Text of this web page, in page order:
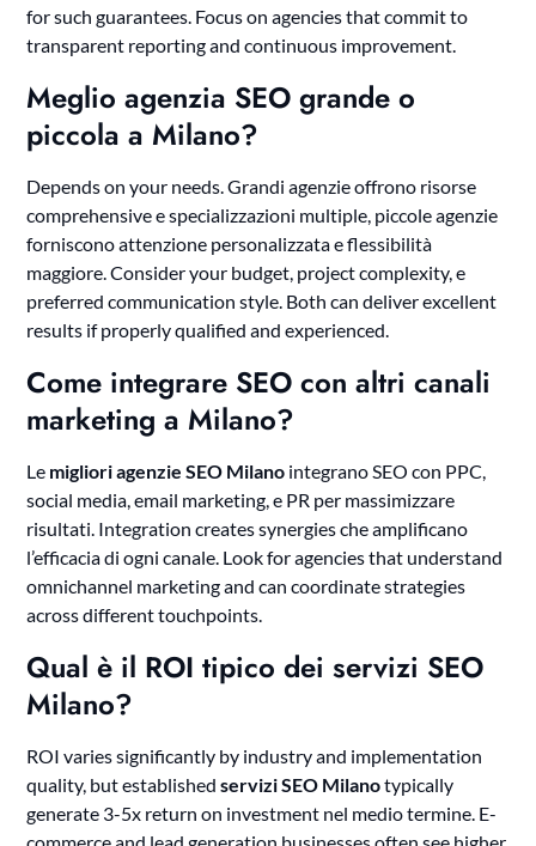
for such guarantees. Focus on agencies that commit to
transparent reporting and continuous improvement.
Meglio agenzia SEO grande o
piccola a Milano?
Depends on your needs. Grandi agenzie offrono risorse
comprehensive e specializzazioni multiple, piccole agenzie
forniscono attenzione personalizzata e flessibilità
maggiore. Consider your budget, project complexity, e
preferred communication style. Both can deliver excellent
results if properly qualified and experienced.
Come integrare SEO con altri canali
marketing a Milano?
Le migliori agenzie SEO Milano integrano SEO con PPC,
social media, email marketing, e PR per massimizzare
risultati. Integration creates synergies che amplificano
l’efficacia di ogni canale. Look for agencies that understand
omnichannel marketing and can coordinate strategies
across different touchpoints.
Qual è il ROI tipico dei servizi SEO
Milano?
ROI varies significantly by industry and implementation
quality, but establishedservizi SEO Milanotypically
generate 3-5x return on investment nel medio termine. E-